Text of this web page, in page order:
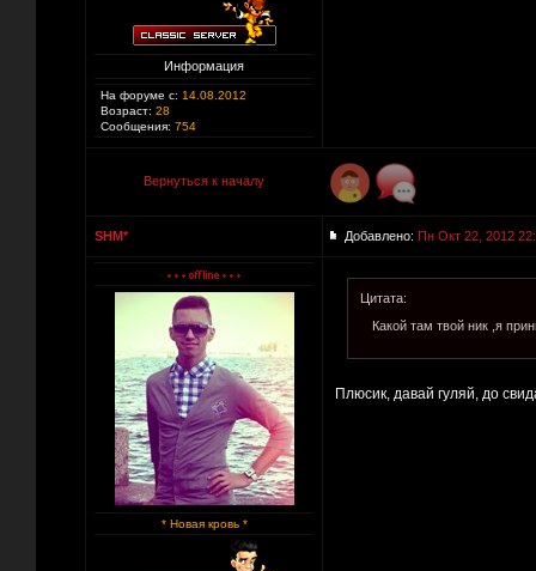
Информация
На форуме с: 14.08.2012
Возраст: 28
Сообщения: 754
Вернуться к началу
SHM* Добавлено: Пн Окт 22, 2012
* Новая кровь *
Цитата:
Какой там твой ник ,я
Плюсик, давай гуляй, до